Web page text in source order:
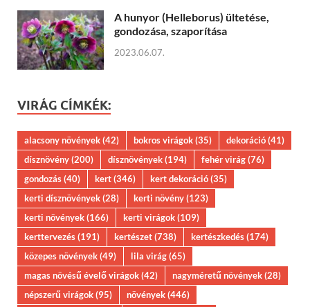
A hunyor (Helleborus) ültetése,
gondozása, szaporítása
2023.06.07.
VIRÁG CÍMKÉK:
alacsony növények(42) bokros virágok(35) dekoráció(41)
dísznövény(200) dísznövények(194) fehér virág(76)
gondozás(40) kert(346) kert dekoráció(35)
kerti dísznövények(28) kerti növény(123)
kerti növények(166) kerti virágok(109)
kerttervezés(191) kertészet(738) kertészkedés(174)
közepes növények(49) lila virág(65)
magas növésű évelő virágok(42) nagyméretű növények(28)
népszerű virágok(95) növények(446)